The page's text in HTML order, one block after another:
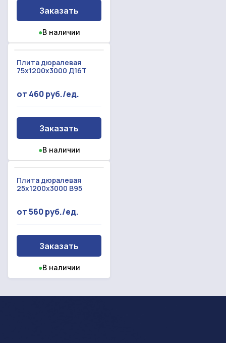
Заказать
●В наличии
Плита дюралевая
75х1200х3000 Д16Т
от 460 руб./ед.
Заказать
●В наличии
Плита дюралевая
25х1200х3000 В95
от 560 руб./ед.
Заказать
●В наличии